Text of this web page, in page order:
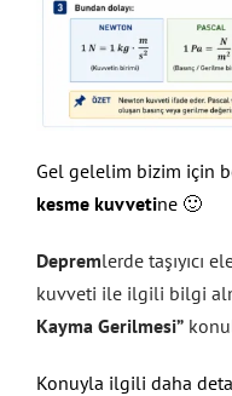
Gel gelelim bizim için
kesme kuvvetine 🙂
Depremlerde taşıyıcı
kuvveti ile ilgili bilgi
Kayma Gerilmesi”
Konuyla ilgili daha